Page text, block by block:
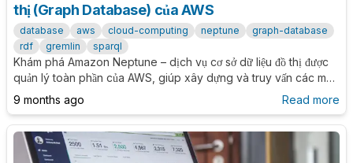
thị (Graph Database) của AWS
database aws cloud-computing neptune
graph-database
rdf
gremlin sparql
Khám phá Amazon Neptune – dịch vụ cơ sở dữ liệu đồ thị được
quản lý toàn phần của AWS, giúp xây dựng và truy vấn các mối
quan hệ phức tạp giữa dữ liệu cho các ứng dụng như mạng xã
hội, đề xuất sản phẩm và phát hiện gian lận.
9 months ago Read more